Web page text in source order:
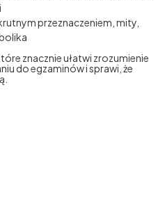
przeznaczeniem, mity,
znacznie ułatwi zrozumienie
do egzaminów i sprawi, że